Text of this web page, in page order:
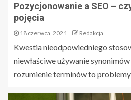
Pozycjonowanie a SEO –
pojęcia
18 czerwca, 2021 Redakcja
Kwestia nieodpowiedniego
niewłaściwe używanie
rozumienie terminów to